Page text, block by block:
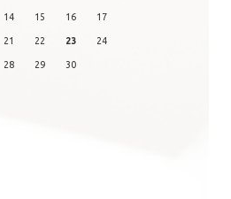
14 15 16 17
21 22 23 24
28 29 30